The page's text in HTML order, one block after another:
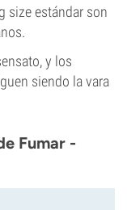
size estándar son
y los
siendo la vara
Fumar -